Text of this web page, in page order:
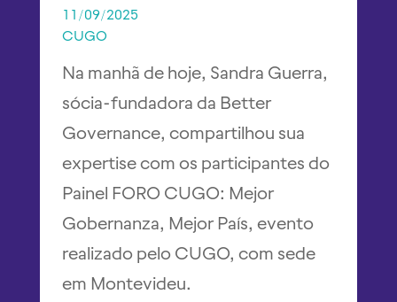
11/09/2025
CUGO
Na manhã de hoje, Sandra Guerra,
sócia-fundadora da Better
Governance, compartilhou sua
expertise com os participantes do
Painel FORO CUGO: Mejor
Gobernanza, Mejor País, evento
realizado pelo CUGO, com sede
em Montevideu.